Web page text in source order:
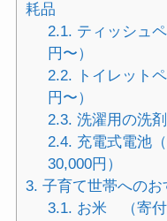
耗品
2.1. ティッシュ
円〜）
2.2. トイレット
円〜）
2.3. 洗濯用の洗
2.4. 充電式電池
30,000円）
3. 子育て世帯への
3.1. お米 （寄付